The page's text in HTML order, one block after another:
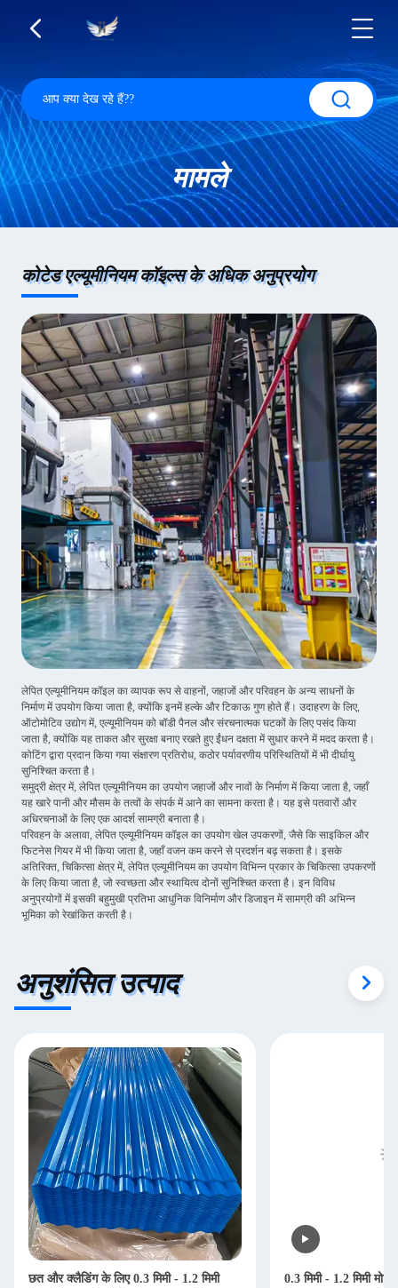
मामले
कोटेड एल्यूमीनियम कॉइल्स के अधिक अनुप्रयोग
लेपित एल्यूमीनियम कॉइल का व्यापक रूप से वाहनों, जहाजों और परिवहन के अन्य साधनों के
निर्माण में उपयोग किया जाता है, क्योंकि इनमें हल्के और टिकाऊ गुण होते हैं। उदाहरण के लिए,
ऑटोमोटिव उद्योग में, एल्यूमीनियम को बॉडी पैनल और संरचनात्मक घटकों के लिए पसंद किया
जाता है, क्योंकि यह ताकत और सुरक्षा बनाए रखते हुए ईंधन दक्षता में सुधार करने में मदद करता है।
कोटिंग द्वारा प्रदान किया गया संक्षारण प्रतिरोध, कठोर पर्यावरणीय परिस्थितियों में भी दीर्घायु
सुनिश्चित करता है।
समुद्री क्षेत्र में, लेपित एल्यूमीनियम का उपयोग जहाजों और नावों के निर्माण में किया जाता है, जहाँ
यह खारे पानी और मौसम के तत्वों के संपर्क में आने का सामना करता है। यह इसे पतवारों और
अधिरचनाओं के लिए एक आदर्श सामग्री बनाता है।
परिवहन के अलावा, लेपित एल्यूमीनियम कॉइल का उपयोग खेल उपकरणों, जैसे कि साइकिल और
फिटनेस गियर में भी किया जाता है, जहाँ वजन कम करने से प्रदर्शन बढ़ सकता है। इसके
अतिरिक्त, चिकित्सा क्षेत्र में, लेपित एल्यूमीनियम का उपयोग विभिन्न प्रकार के चिकित्सा उपकरणों
के लिए किया जाता है, जो स्वच्छता और स्थायित्व दोनों सुनिश्चित करता है। इन विविध
अनुप्रयोगों में इसकी बहुमुखी प्रतिभा आधुनिक विनिर्माण और डिजाइन में सामग्री की अभिन्न
भूमिका को रेखांकित करती है।
अनुशंसित उत्पाद
छत और क्लैडिंग के लिए 0.3 मिमी - 1.2 मिमी
0.3 मिमी - 1.2 मिमी